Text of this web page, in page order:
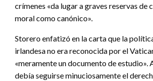
crímenes «da lugar a graves reservas de
moral como canónico».
Storero enfatizó en la carta que la
irlandesa no era reconocida por el
«meramente un documento de estudio».
debía seguirse minuciosamente el